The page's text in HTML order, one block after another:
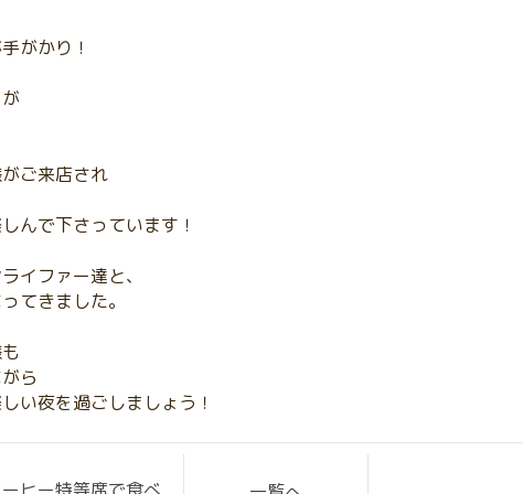
がかり！
ご来店され
んで下さっています！
イファー達と、
てきました。
ら
い夜を過ごしましょう！